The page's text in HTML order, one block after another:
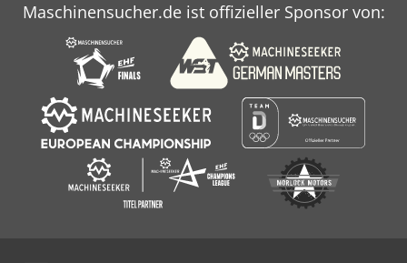
Maschinensucher.de ist offizieller Sponsor von: